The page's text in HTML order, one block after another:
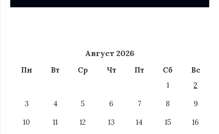
Август 2026
Пн Вт Ср Чт Пт Сб
Вс
1
2
3
4 5 6 7 8
9
10
11 12 13 14 15
16